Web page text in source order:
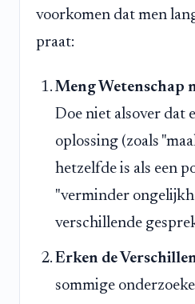
voorkomen dat men
praat:
Meng Wetenschap
Doe niet alsover dat
oplossing (zoals
hetzelfde is als een
"verminder
verschillende
Erken de
sommige